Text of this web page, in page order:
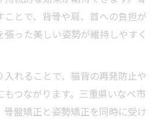
ことで、背骨や肩、首への負担が
った美しい姿勢が維持しやすく
入れることで、猫背の再発防止や
つながります。三重県いなべ市
骨盤矯正と姿勢矯正を同時に受け